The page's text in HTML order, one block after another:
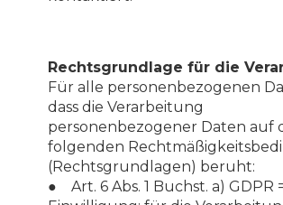
Rechtsgrundlage für die
Für alle personenbezogenen
dass die Verarbeitung
personenbezogener Daten auf
folgenden
(Rechtsgrundlagen) beruht:
● Art. 6 Abs. 1 Buchst. a) GDPR